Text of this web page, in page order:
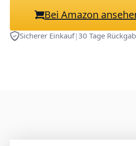
Bei Amazon
Sicherer Einkauf|30 Tage